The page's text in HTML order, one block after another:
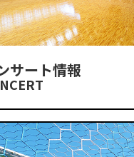
サート情報